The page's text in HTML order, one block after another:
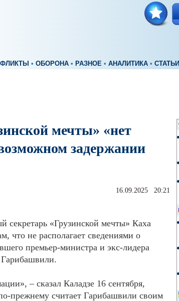
• ОБОРОНА • РАЗНОЕ • АНАЛИТИКА • СТАТЬИ
мечты» «нет
задержании
16.09.2025 20:21
секретарь «Грузинской мечты» Каха
что не располагает сведениями о
премьер-министра и экс-лидера
– сказал Каладзе 16 сентября,
прежнему считает Гарибашвили своим